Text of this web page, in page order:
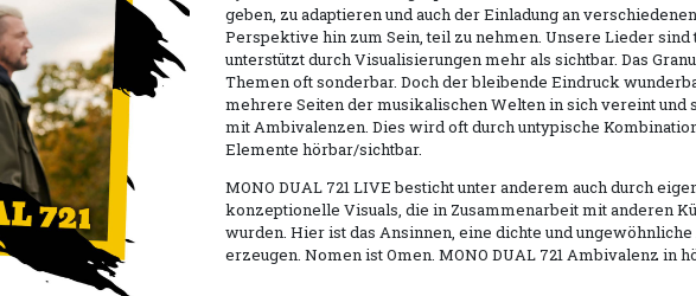
geben, zu adaptieren und auch der Einladung an
Perspektive hin zum Sein, teil zu nehmen. Unsere Lieder sind
unterstützt durch Visualisierungen mehr als sichtbar. Das
Themen oft sonderbar. Doch der bleibende Eindruck
mehrere Seiten der musikalischen Welten in sich vereint und
mit Ambivalenzen. Dies wird oft durch untypische
Elemente hörbar/sichtbar.
MONO DUAL 721 LIVE besticht unter anderem auch durch
konzeptionelle Visuals, die in Zusammenarbeit mit anderen
wurden. Hier ist das Ansinnen, eine dichte und
erzeugen. Nomen ist Omen. MONO DUAL 721 Ambivalenz in